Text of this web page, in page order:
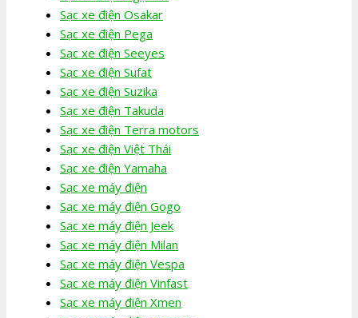
Sạc xe điện Osakar
Sạc xe điện Pega
Sạc xe điện Seeyes
Sạc xe điện Sufat
Sạc xe điện Suzika
Sạc xe điện Takuda
Sạc xe điện Terra motors
Sạc xe điện Việt Thái
Sạc xe điện Yamaha
Sạc xe máy điện
Sạc xe máy điện Gogo
Sạc xe máy điện Jeek
Sạc xe máy điện Milan
Sạc xe máy điện Vespa
Sạc xe máy điện Vinfast
Sạc xe máy điện Xmen